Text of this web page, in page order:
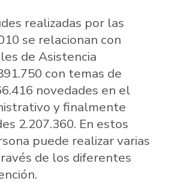
realizadas por las
se relacionan con
de Asistencia
con temas de
novedades en el
y finalmente
2.207.360. En estos
puede realizar varias
de los diferentes